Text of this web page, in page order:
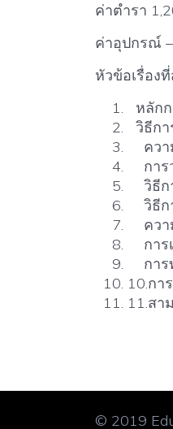
ค่าตำรา
ค่าอุปกรณ์ –
หัวข้อเรื่อง
หลัก
วิธีก
ควา
การ
วิธีก
วิธีก
ควา
การ
การ
10.กา
11.สา
© 2019